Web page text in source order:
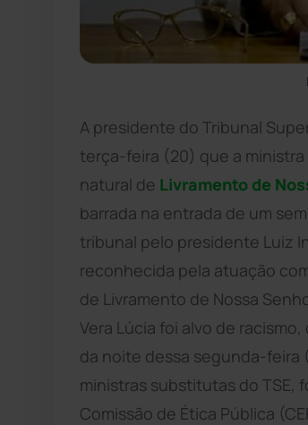
A presidente do Tribunal
terça-feira (20) que a
natural de Livramento de
barrada na entrada de um
tribunal pelo presidente Luiz
reconhecida pela atuação
de Livramento de Nossa
Vera Lúcia foi alvo de
da noite dessa segunda-feira
ministras substitutas do TSE,
Comissão de Ética Pública